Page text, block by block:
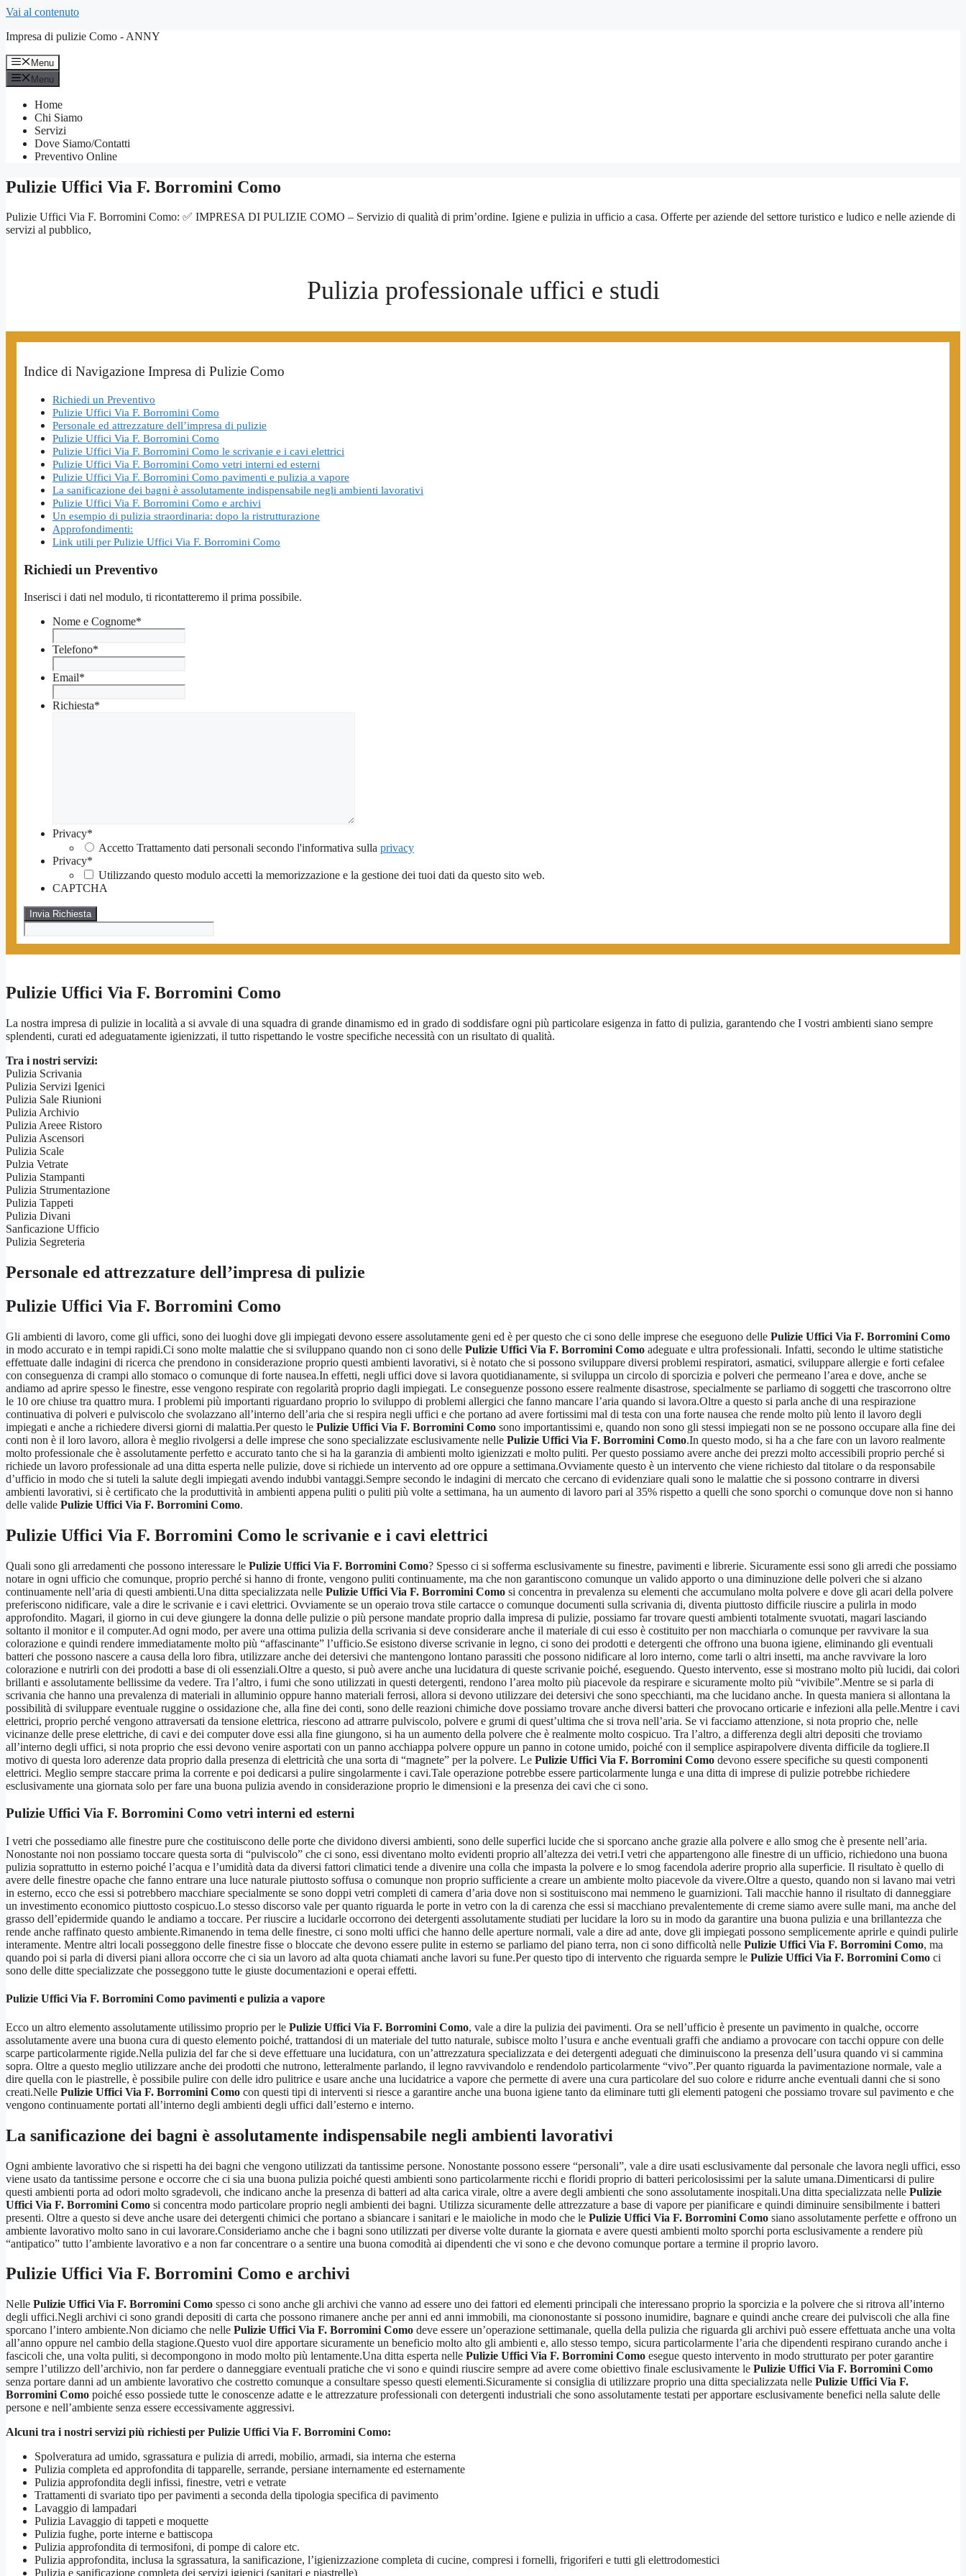
Vai al contenuto
Impresa di pulizie Como - ANNY
Menu
Menu
Home
Chi Siamo
Servizi
Dove Siamo/Contatti
Preventivo Online
Pulizie Uffici Via F. Borromini Como
Pulizie Uffici Via F. Borromini Como: ✅ IMPRESA DI PULIZIE COMO – Servizio di qualità di prim’ordine. Igiene e pulizia in ufficio a casa. Offerte per aziende del settore turistico e ludico e nelle aziende di
servizi al pubblico,
Pulizia professionale uffici e studi
Indice di Navigazione Impresa di Pulizie Como
Richiedi un Preventivo
Pulizie Uffici Via F. Borromini Como
Personale ed attrezzature dell’impresa di pulizie
Pulizie Uffici Via F. Borromini Como
Pulizie Uffici Via F. Borromini Como le scrivanie e i cavi elettrici
Pulizie Uffici Via F. Borromini Como vetri interni ed esterni
Pulizie Uffici Via F. Borromini Como pavimenti e pulizia a vapore
La sanificazione dei bagni è assolutamente indispensabile negli ambienti lavorativi
Pulizie Uffici Via F. Borromini Como e archivi
Un esempio di pulizia straordinaria: dopo la ristrutturazione
Approfondimenti:
Link utili per Pulizie Uffici Via F. Borromini Como
Richiedi un Preventivo
Inserisci i dati nel modulo, ti ricontatteremo il prima possibile.
Nome e Cognome*
Telefono*
Email*
Richiesta*
Privacy*
Accetto Trattamento dati personali secondo l'informativa sulla privacy
Privacy*
Utilizzando questo modulo accetti la memorizzazione e la gestione dei tuoi dati da questo sito web.
CAPTCHA
Pulizie Uffici Via F. Borromini Como
La nostra impresa di pulizie in località a si avvale di una squadra di grande dinamismo ed in grado di soddisfare ogni più particolare esigenza in fatto di pulizia, garantendo che I vostri ambienti siano sempre
splendenti, curati ed adeguatamente igienizzati, il tutto rispettando le vostre specifiche necessità con un risultato di qualità.
Tra i nostri servizi:
Pulizia Scrivania
Pulizia Servizi Igenici
Pulizia Sale Riunioni
Pulizia Archivio
Pulizia Areee Ristoro
Pulizia Ascensori
Pulizia Scale
Pulzia Vetrate
Pulizia Stampanti
Pulizia Strumentazione
Pulizia Tappeti
Pulizia Divani
Sanficazione Ufficio
Pulizia Segreteria
Personale ed attrezzature dell’impresa di pulizie
Pulizie Uffici Via F. Borromini Como
Gli ambienti di lavoro, come gli uffici, sono dei luoghi dove gli impiegati devono essere assolutamente geni ed è per questo che ci sono delle imprese che eseguono delle Pulizie Uffici Via F. Borromini Como
in modo accurato e in tempi rapidi.Ci sono molte malattie che si sviluppano quando non ci sono delle Pulizie Uffici Via F. Borromini Como adeguate e ultra professionali. Infatti, secondo le ultime statistiche
effettuate dalle indagini di ricerca che prendono in considerazione proprio questi ambienti lavorativi, si è notato che si possono sviluppare diversi problemi respiratori, asmatici, sviluppare allergie e forti cefalee
con conseguenza di crampi allo stomaco o comunque di forte nausea.In effetti, negli uffici dove si lavora quotidianamente, si sviluppa un circolo di sporcizia e polveri che permeano l’area e dove, anche se
andiamo ad aprire spesso le finestre, esse vengono respirate con regolarità proprio dagli impiegati. Le conseguenze possono essere realmente disastrose, specialmente se parliamo di soggetti che trascorrono oltre
le 10 ore chiuse tra quattro mura. I problemi più importanti riguardano proprio lo sviluppo di problemi allergici che fanno mancare l’aria quando si lavora.Oltre a questo si parla anche di una respirazione
continuativa di polveri e pulviscolo che svolazzano all’interno dell’aria che si respira negli uffici e che portano ad avere fortissimi mal di testa con una forte nausea che rende molto più lento il lavoro degli
impiegati e anche a richiedere diversi giorni di malattia.Per questo le Pulizie Uffici Via F. Borromini Como sono importantissimi e, quando non sono gli stessi impiegati non se ne possono occupare alla fine dei
conti non è il loro lavoro, allora è meglio rivolgersi a delle imprese che sono specializzate esclusivamente nelle Pulizie Uffici Via F. Borromini Como.In questo modo, si ha a che fare con un lavoro realmente
molto professionale che è assolutamente perfetto e accurato tanto che si ha la garanzia di ambienti molto igienizzati e molto puliti. Per questo possiamo avere anche dei prezzi molto accessibili proprio perché si
richiede un lavoro professionale ad una ditta esperta nelle pulizie, dove si richiede un intervento ad ore oppure a settimana.Ovviamente questo è un intervento che viene richiesto dal titolare o da responsabile
d’ufficio in modo che si tuteli la salute degli impiegati avendo indubbi vantaggi.Sempre secondo le indagini di mercato che cercano di evidenziare quali sono le malattie che si possono contrarre in diversi
ambienti lavorativi, si è certificato che la produttività in ambienti appena puliti o puliti più volte a settimana, ha un aumento di lavoro pari al 35% rispetto a quelli che sono sporchi o comunque dove non si hanno
delle valide Pulizie Uffici Via F. Borromini Como.
Pulizie Uffici Via F. Borromini Como le scrivanie e i cavi elettrici
Quali sono gli arredamenti che possono interessare le Pulizie Uffici Via F. Borromini Como? Spesso ci si sofferma esclusivamente su finestre, pavimenti e librerie. Sicuramente essi sono gli arredi che possiamo
notare in ogni ufficio che comunque, proprio perché si hanno di fronte, vengono puliti continuamente, ma che non garantiscono comunque un valido apporto o una diminuzione delle polveri che si alzano
continuamente nell’aria di questi ambienti.Una ditta specializzata nelle Pulizie Uffici Via F. Borromini Como si concentra in prevalenza su elementi che accumulano molta polvere e dove gli acari della polvere
preferiscono nidificare, vale a dire le scrivanie e i cavi elettrici. Ovviamente se un operaio trova stile cartacce o comunque documenti sulla scrivania di, diventa piuttosto difficile riuscire a pulirla in modo
approfondito. Magari, il giorno in cui deve giungere la donna delle pulizie o più persone mandate proprio dalla impresa di pulizie, possiamo far trovare questi ambienti totalmente svuotati, magari lasciando
soltanto il monitor e il computer.Ad ogni modo, per avere una ottima pulizia della scrivania si deve considerare anche il materiale di cui esso è costituito per non macchiarla o comunque per ravvivare la sua
colorazione e quindi rendere immediatamente molto più “affascinante” l’ufficio.Se esistono diverse scrivanie in legno, ci sono dei prodotti e detergenti che offrono una buona igiene, eliminando gli eventuali
batteri che possono nascere a causa della loro fibra, utilizzare anche dei detersivi che mantengono lontano parassiti che possono nidificare al loro interno, come tarli o altri insetti, ma anche ravvivare la loro
colorazione e nutrirli con dei prodotti a base di oli essenziali.Oltre a questo, si può avere anche una lucidatura di queste scrivanie poiché, eseguendo. Questo intervento, esse si mostrano molto più lucidi, dai colori
brillanti e assolutamente bellissime da vedere. Tra l’altro, i fumi che sono utilizzati in questi detergenti, rendono l’area molto più piacevole da respirare e sicuramente molto più “vivibile”.Mentre se si parla di
scrivania che hanno una prevalenza di materiali in alluminio oppure hanno materiali ferrosi, allora si devono utilizzare dei detersivi che sono specchianti, ma che lucidano anche. In questa maniera si allontana la
possibilità di sviluppare eventuale ruggine o ossidazione che, alla fine dei conti, sono delle reazioni chimiche dove possiamo trovare anche diversi batteri che provocano orticarie e infezioni alla pelle.Mentre i cavi
elettrici, proprio perché vengono attraversati da tensione elettrica, riescono ad attrarre pulviscolo, polvere e grumi di quest’ultima che si trova nell’aria. Se vi facciamo attenzione, si nota proprio che, nelle
vicinanze delle prese elettriche, di cavi e dei computer dove essi alla fine giungono, si ha un aumento della polvere che è realmente molto cospicuo. Tra l’altro, a differenza degli altri depositi che troviamo
all’interno degli uffici, si nota proprio che essi devono venire asportati con un panno acchiappa polvere oppure un panno in cotone umido, poiché con il semplice aspirapolvere diventa difficile da togliere.Il
motivo di questa loro aderenze data proprio dalla presenza di elettricità che una sorta di “magnete” per la polvere. Le Pulizie Uffici Via F. Borromini Como devono essere specifiche su questi componenti
elettrici. Meglio sempre staccare prima la corrente e poi dedicarsi a pulire singolarmente i cavi.Tale operazione potrebbe essere particolarmente lunga e una ditta di imprese di pulizie potrebbe richiedere
esclusivamente una giornata solo per fare una buona pulizia avendo in considerazione proprio le dimensioni e la presenza dei cavi che ci sono.
Pulizie Uffici Via F. Borromini Como vetri interni ed esterni
I vetri che possediamo alle finestre pure che costituiscono delle porte che dividono diversi ambienti, sono delle superfici lucide che si sporcano anche grazie alla polvere e allo smog che è presente nell’aria.
Nonostante noi non possiamo toccare questa sorta di “pulviscolo” che ci sono, essi diventano molto evidenti proprio all’altezza dei vetri.I vetri che appartengono alle finestre di un ufficio, richiedono una buona
pulizia soprattutto in esterno poiché l’acqua e l’umidità data da diversi fattori climatici tende a divenire una colla che impasta la polvere e lo smog facendola aderire proprio alla superficie. Il risultato è quello di
avere delle finestre opache che fanno entrare una luce naturale piuttosto soffusa o comunque non proprio sufficiente a creare un ambiente molto piacevole da vivere.Oltre a questo, quando non si lavano mai vetri
in esterno, ecco che essi si potrebbero macchiare specialmente se sono doppi vetri completi di camera d’aria dove non si sostituiscono mai nemmeno le guarnizioni. Tali macchie hanno il risultato di danneggiare
un investimento economico piuttosto cospicuo.Lo stesso discorso vale per quanto riguarda le porte in vetro con la di carenza che essi si macchiano prevalentemente di creme siamo avere sulle mani, ma anche del
grasso dell’epidermide quando le andiamo a toccare. Per riuscire a lucidarle occorrono dei detergenti assolutamente studiati per lucidare la loro su in modo da garantire una buona pulizia e una brillantezza che
rende anche raffinato questo ambiente.Rimanendo in tema delle finestre, ci sono molti uffici che hanno delle aperture normali, vale a dire ad ante, dove gli impiegati possono semplicemente aprirle e quindi pulirle
interamente. Mentre altri locali posseggono delle finestre fisse o bloccate che devono essere pulite in esterno se parliamo del piano terra, non ci sono difficoltà nelle Pulizie Uffici Via F. Borromini Como, ma
quando poi si parla di diversi piani allora occorre che ci sia un lavoro ad alta quota chiamati anche lavori su fune.Per questo tipo di intervento che riguarda sempre le Pulizie Uffici Via F. Borromini Como ci
sono delle ditte specializzate che posseggono tutte le giuste documentazioni e operai effetti.
Pulizie Uffici Via F. Borromini Como pavimenti e pulizia a vapore
Ecco un altro elemento assolutamente utilissimo proprio per le Pulizie Uffici Via F. Borromini Como, vale a dire la pulizia dei pavimenti. Ora se nell’ufficio è presente un pavimento in qualche, occorre
assolutamente avere una buona cura di questo elemento poiché, trattandosi di un materiale del tutto naturale, subisce molto l’usura e anche eventuali graffi che andiamo a provocare con tacchi oppure con delle
scarpe particolarmente rigide.Nella pulizia del far che si deve effettuare una lucidatura, con un’attrezzatura specializzata e dei detergenti adeguati che diminuiscono la presenza dell’usura quando vi si cammina
sopra. Oltre a questo meglio utilizzare anche dei prodotti che nutrono, letteralmente parlando, il legno ravvivandolo e rendendolo particolarmente “vivo”.Per quanto riguarda la pavimentazione normale, vale a
dire quella con le piastrelle, è possibile pulire con delle idro pulitrice e usare anche una lucidatrice a vapore che permette di avere una cura particolare del suo colore e ridurre anche eventuali danni che si sono
creati.Nelle Pulizie Uffici Via F. Borromini Como con questi tipi di interventi si riesce a garantire anche una buona igiene tanto da eliminare tutti gli elementi patogeni che possiamo trovare sul pavimento e che
vengono continuamente portati all’interno degli ambienti degli uffici dall’esterno e interno.
La sanificazione dei bagni è assolutamente indispensabile negli ambienti lavorativi
Ogni ambiente lavorativo che si rispetti ha dei bagni che vengono utilizzati da tantissime persone. Nonostante possono essere “personali”, vale a dire usati esclusivamente dal personale che lavora negli uffici, esso
viene usato da tantissime persone e occorre che ci sia una buona pulizia poiché questi ambienti sono particolarmente ricchi e floridi proprio di batteri pericolosissimi per la salute umana.Dimenticarsi di pulire
questi ambienti porta ad odori molto sgradevoli, che indicano anche la presenza di batteri ad alta carica virale, oltre a avere degli ambienti che sono assolutamente inospitali.Una ditta specializzata nelle Pulizie
Uffici Via F. Borromini Como si concentra modo particolare proprio negli ambienti dei bagni. Utilizza sicuramente delle attrezzature a base di vapore per pianificare e quindi diminuire sensibilmente i batteri
presenti. Oltre a questo si deve anche usare dei detergenti chimici che portano a sbiancare i sanitari e le maioliche in modo che le Pulizie Uffici Via F. Borromini Como siano assolutamente perfette e offrono un
ambiente lavorativo molto sano in cui lavorare.Consideriamo anche che i bagni sono utilizzati per diverse volte durante la giornata e avere questi ambienti molto sporchi porta esclusivamente a rendere più
“antipatico” tutto l’ambiente lavorativo e a non far concentrare o a sentire una buona comodità ai dipendenti che vi sono e che devono comunque portare a termine il proprio lavoro.
Pulizie Uffici Via F. Borromini Como e archivi
Nelle Pulizie Uffici Via F. Borromini Como spesso ci sono anche gli archivi che vanno ad essere uno dei fattori ed elementi principali che interessano proprio la sporcizia e la polvere che si ritrova all’interno
degli uffici.Negli archivi ci sono grandi depositi di carta che possono rimanere anche per anni ed anni immobili, ma ciononostante si possono inumidire, bagnare e quindi anche creare dei pulviscoli che alla fine
sporcano l’intero ambiente.Non diciamo che nelle Pulizie Uffici Via F. Borromini Como deve essere un’operazione settimanale, quella della pulizia che riguarda gli archivi può essere effettuata anche una volta
all’anno oppure nel cambio della stagione.Questo vuol dire apportare sicuramente un beneficio molto alto gli ambienti e, allo stesso tempo, sicura particolarmente l’aria che dipendenti respirano curando anche i
fascicoli che, una volta puliti, si decompongono in modo molto più lentamente.Una ditta esperta nelle Pulizie Uffici Via F. Borromini Como esegue questo intervento in modo strutturato per poter garantire
sempre l’utilizzo dell’archivio, non far perdere o danneggiare eventuali pratiche che vi sono e quindi riuscire sempre ad avere come obiettivo finale esclusivamente le Pulizie Uffici Via F. Borromini Como
senza portare danni ad un ambiente lavorativo che costretto comunque a consultare spesso questi elementi.Sicuramente si consiglia di utilizzare proprio una ditta specializzata nelle Pulizie Uffici Via F.
Borromini Como poiché esso possiede tutte le conoscenze adatte e le attrezzature professionali con detergenti industriali che sono assolutamente testati per apportare esclusivamente benefici nella salute delle
persone e nell’ambiente senza essere eccessivamente aggressivi.
Alcuni tra i nostri servizi più richiesti per Pulizie Uffici Via F. Borromini Como:
Spolveratura ad umido, sgrassatura e pulizia di arredi, mobilio, armadi, sia interna che esterna
Pulizia completa ed approfondita di tapparelle, serrande, persiane internamente ed esternamente
Pulizia approfondita degli infissi, finestre, vetri e vetrate
Trattamenti di svariato tipo per pavimenti a seconda della tipologia specifica di pavimento
Lavaggio di lampadari
Pulizia Lavaggio di tappeti e moquette
Pulizia fughe, porte interne e battiscopa
Pulizia approfondita di termosifoni, di pompe di calore etc.
Pulizia approfondita, inclusa la sgrassatura, la sanificazione, l’igienizzazione completa di cucine, compresi i fornelli, frigoriferi e tutti gli elettrodomestici
Pulizia e sanificazione completa dei servizi igienici (sanitari e piastrelle)